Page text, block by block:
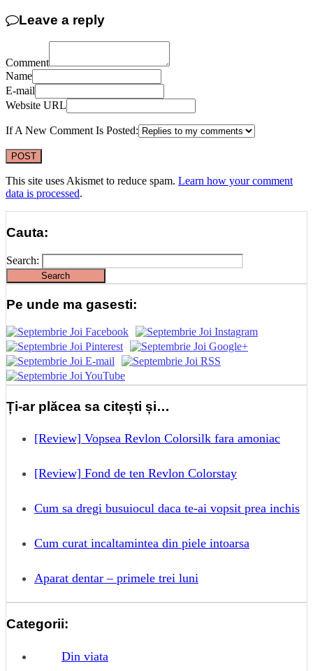
Leave a reply
Comment
Name
E-mail
Website URL
If A New Comment Is Posted:
This site uses Akismet to reduce spam. Learn how your comment
data is processed.
Cauta:
Search:
Pe unde ma gasesti:
Ți-ar plăcea sa citești și…
[Review] Vopsea Revlon Colorsilk fara amoniac
[Review] Fond de ten Revlon Colorstay
Cum sa dregi busuiocul daca te-ai vopsit prea inchis
Cum curat incaltamintea din piele intoarsa
Aparat dentar – primele trei luni
Categorii:
Din viata